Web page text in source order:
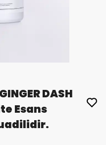
DASH
Esans